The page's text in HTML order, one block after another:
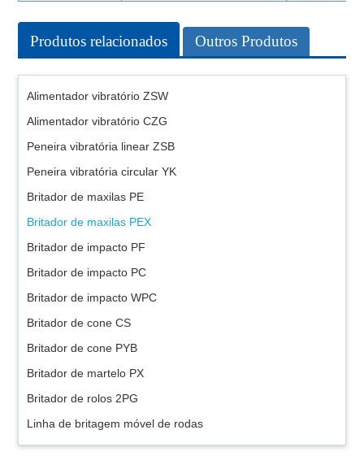
Produtos relacionados Outros Produtos
Alimentador vibratório ZSW
Alimentador vibratório CZG
Peneira vibratória linear ZSB
Peneira vibratória circular YK
Britador de maxilas PE
Britador de maxilas PEX
Britador de impacto PF
Britador de impacto PC
Britador de impacto WPC
Britador de cone CS
Britador de cone PYB
Britador de martelo PX
Britador de rolos 2PG
Linha de britagem móvel de rodas